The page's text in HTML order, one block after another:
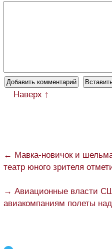
Наверх ↑
← Мавка-новичок и
театр юного зрителя
→ Авиационные власти
авиакомпаниям полеты